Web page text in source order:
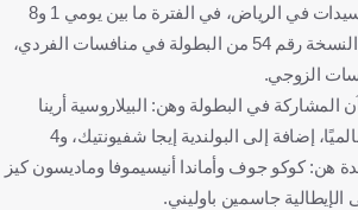
وتقام البطولة الختامية للسيدات في الرياض، في الفترة ما بين يومي 1 و8
نوفمبر المقبل، وذلك في النسخة رقم 54 من البطولة في منافسات الفردي،
الآن المشاركة في البطولة وهن: البيلاروسية أرينا
سابالينكا المصنفة أولى عالميًا، إضافة إلى البولندية إيجا شفيونتيك، و4
هن: كوكو جوف وأماندا أنيسيموفا وماديسون كيز
الإيطالية جاسمين باوليني.